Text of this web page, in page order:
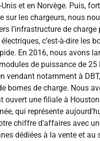
et en Norvège. Puis,
sur les chargeurs, nous
l’infrastructure de charge
c’est-à-dire les
En 2016, nous avons
de puissance de 25
vendant notamment à
bornes de charge. Nous
ouvert une filiale à
qui représente
chiffre d’affaires avec
dédiées à la vente et au